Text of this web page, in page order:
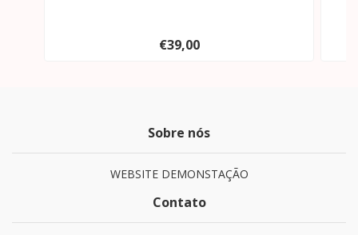
€39,00
Sobre nós
WEBSITE DEMONSTAÇÃO
Contato